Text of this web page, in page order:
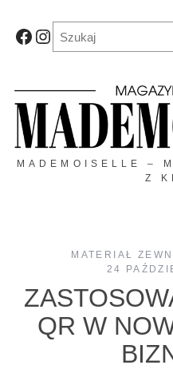
treściFacebook
Instagram
MADEMOISELLE –
Z
MATERIAŁ
24
QR W